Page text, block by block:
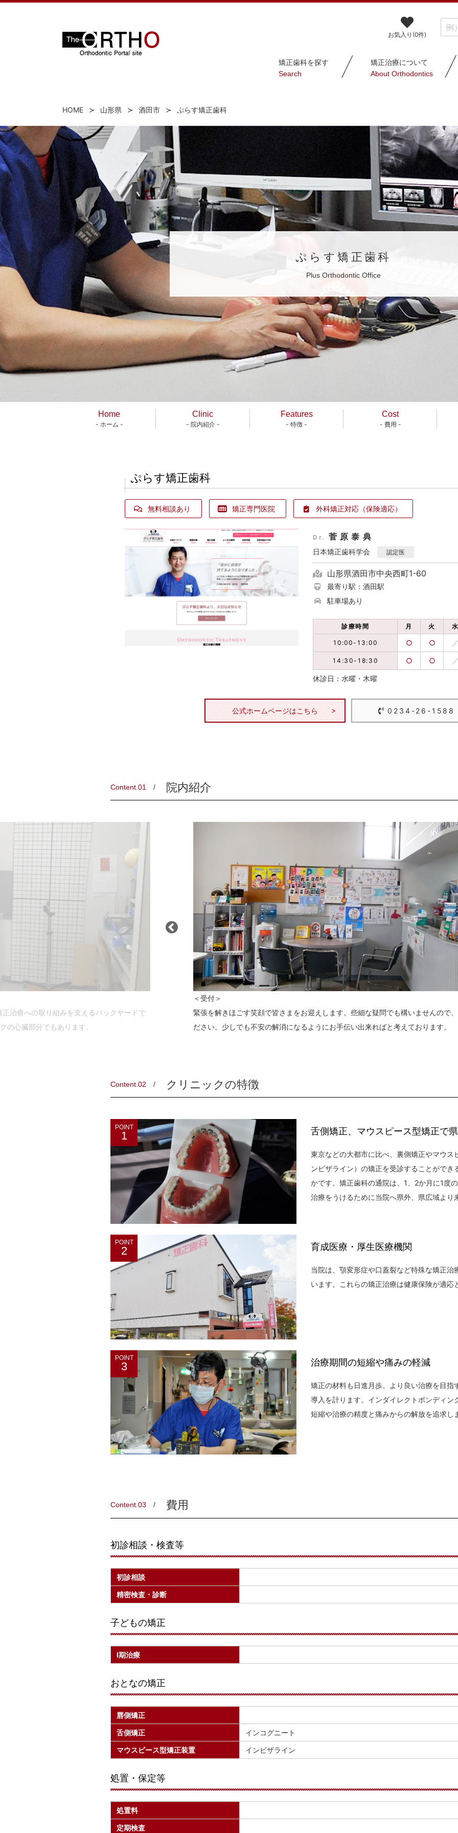
お気入り(0件)
矯正歯科を探す
Search
矯正治療について
About Orthodontics
HOME 山形県 酒田市 ぷらす矯正歯科
ぷらす矯正歯科
Plus Orthodontic Office
Home
- ホーム -
Clinic
- 院内紹介 -
Features
- 特徴 -
Cost
- 費用 -
ぷらす矯正歯科
無料相談あり 矯正専門医院 外科矯正対応 （保険適応）
Dr. 菅原泰典
日本矯正歯科学会 認定医
山形県酒田市中央西町1-60
最寄り駅：酒田駅
駐車場あり
診療時間 月 火 水
10:00-13:00 ○ ○ ／
14:30-18:30 ○ ○ ／
休診日：水曜・木曜
公式ホームページはこちら 0234-26-1588
Content.01 院内紹介
治療への取り組みを支えるバックヤードで
の心臓部分でもあります。
＜受付＞
緊張を解きほごす笑顔で皆さまをお迎えします。些細な疑問でも構いませんので、
ださい。少しでも不安の解消になるようにお手伝い出来ればと考えております。
Content.02 クリニックの特徴
POINT
1 舌側矯正、マウスピース型矯正で
東京などの大都市に比べ、裏側矯正やマウス
ンビザライン）の矯正を受診することがで
かです。矯正歯科の通院は、1、2か月に1度
治療をうけるために当院へ県外、県広域より
POINT
2 育成医療・厚生医療機関
当院は、顎変形症や口蓋裂など特殊な矯正
います。これらの矯正治療は健康保険が適応
POINT
3 治療期間の短縮や痛みの軽減
矯正の材料も日進月歩。より良い治療を目
導入を計ります。インダイレクトボンディ
短縮や治療の精度と痛みからの解放を追求し
Content.03 費用
初診相談・検査等
初診相談
精密検査・診断
子どもの矯正
Ⅰ期治療
おとなの矯正
唇側矯正
舌側矯正
インコグニート
マウスピース型矯正装置
インビザライン
処置・保定等
処置料
定期検査